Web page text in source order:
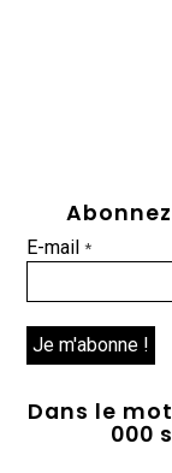
E-mail*
Dans le
000